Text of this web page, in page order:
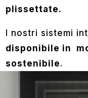
plissettate.
I nostri sistemi
disponibile in
sostenibile.